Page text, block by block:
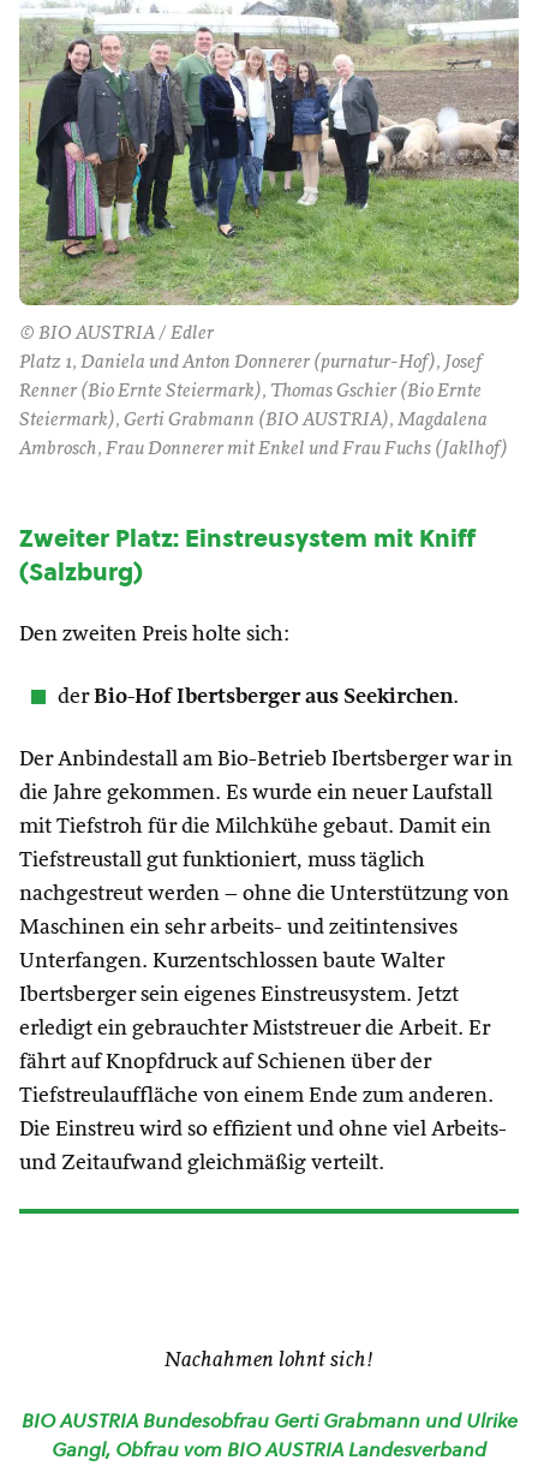
© BIO AUSTRIA / Edler
Platz 1, Daniela und Anton Donnerer (purnatur-Hof), Josef
Renner (Bio Ernte Steiermark), Thomas Gschier (Bio Ernte
Steiermark), Gerti Grabmann (BIO AUSTRIA), Magdalena
Ambrosch, Frau Donnerer mit Enkel und Frau Fuchs (Jaklhof)
Zweiter Platz: Einstreusystem mit Kniff
(Salzburg)
Den zweiten Preis holte sich:
derBio-Hof Ibertsberger aus Seekirchen.
Der Anbindestall am Bio-Betrieb Ibertsberger war in
die Jahre gekommen. Es wurde ein neuer Laufstall
mit Tiefstroh für die Milchkühe gebaut. Damit ein
Tiefstreustall gut funktioniert, muss täglich
nachgestreut werden – ohne die Unterstützung von
Maschinen ein sehr arbeits- und zeitintensives
Unterfangen. Kurzentschlossen baute Walter
Ibertsberger sein eigenes Einstreusystem. Jetzt
erledigt ein gebrauchter Miststreuer die Arbeit. Er
fährt auf Knopfdruck auf Schienen über der
Tiefstreulauffläche von einem Ende zum anderen.
Die Einstreu wird so effizient und ohne viel Arbeits-
und Zeitaufwand gleichmäßig verteilt.
Nachahmen lohnt sich!
BIO AUSTRIA Bundesobfrau Gerti Grabmann und Ulrike
Gangl, Obfrau vom BIO AUSTRIA Landesverband